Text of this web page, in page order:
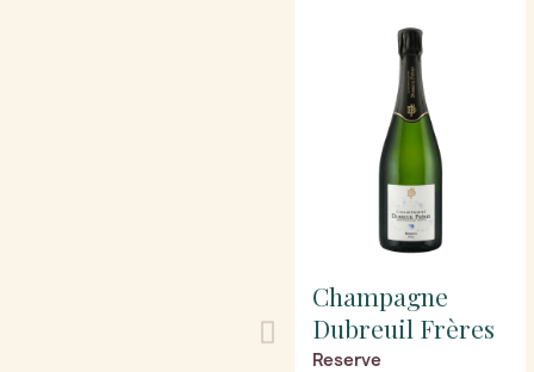
Champagne
Dubreuil Frères
Reserve